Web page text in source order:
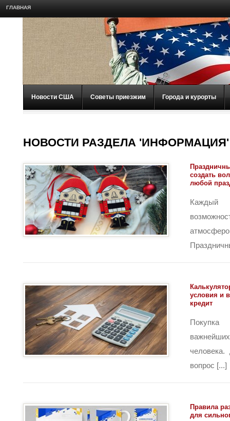
ГЛАВНАЯ
Новости США Советы приезжим Города и курорты
НОВОСТИ РАЗДЕЛА 'ИНФОРМАЦИЯ'
создать
любой
условия и
кредит
вопрос [...]
Правила
для